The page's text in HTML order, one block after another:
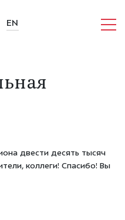
EN
двести десять тысяч
коллеги! Спасибо! Вы